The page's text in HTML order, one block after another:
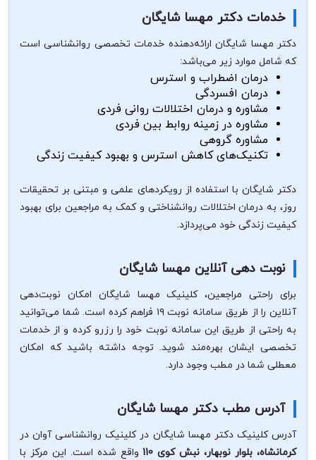
خدمات دکتر مهسا شایگان
دکتر مهسا شایگان ارائه‌دهنده خدمات تخصصی روانشناسی است
که شامل موارد زیر می‌باشد:
درمان اضطراب و استرس
درمان افسردگی
مشاوره و درمان اختلالات روانی فردی
مشاوره در زمینه روابط بین فردی
مشاوره گروهی
تکنیک‌های کاهش استرس و بهبود کیفیت زندگی
دکتر شایگان با استفاده از رویکردهای علمی و مبتنی بر تحقیقات
روز، به درمان اختلالات روانشناختی و کمک به مراجعین برای بهبود
کیفیت زندگی خود می‌پردازد.
نوبت دهی آنلاین مهسا شایگان
برای راحتی مراجعین، کلینیک مهسا شایگان امکان نوبت‌دهی
آنلاین را از طریق سامانه نوبت ۱۹ فراهم کرده است. شما می‌توانید
به راحتی از طریق این سامانه نوبت خود را رزرو کرده و از خدمات
تخصصی ایشان بهره‌مند شوید. توجه داشته باشید که امکان
معطلی شما در مطب وجود دارد.
آدرس مطب دکتر مهسا شایگان
آدرس کلینیک دکتر مهسا شایگان در کلینیک روانشناسی آوان در
کرمانشاه، بلوار نوبهار، نبش کوی 110
واقع شده است. این مرکز با